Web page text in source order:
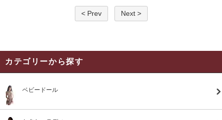
< Prev Next >
カテゴリーから探す
ベビードール